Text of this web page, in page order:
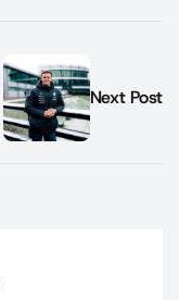
Next Post